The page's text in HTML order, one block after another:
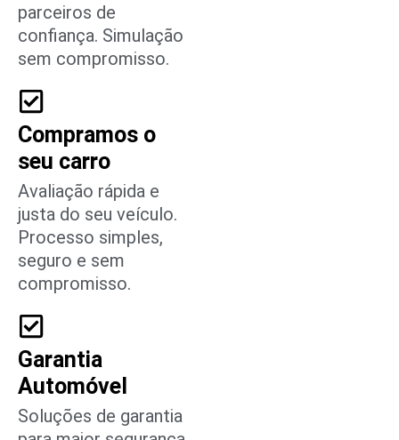
parceiros de
confiança. Simulação
sem compromisso.
Compramos o
seu carro
Avaliação rápida e
justa do seu veículo.
Processo simples,
seguro e sem
compromisso.
Garantia
Automóvel
Soluções de garantia